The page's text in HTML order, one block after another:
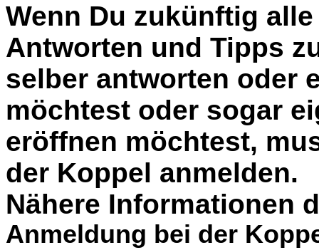
Wenn Du zukünftig
Antworten und Tipps
selber antworten oder
möchtest oder sogar
eröffnen möchtest,
der Koppel anmelden.
Nähere Informationen
Anmeldung bei der